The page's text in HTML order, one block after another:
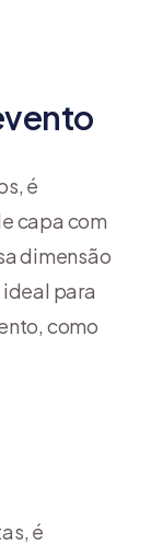
é
capa com
dimensão
para
como
é